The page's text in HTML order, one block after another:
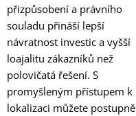
přizpůsobení a právního
souladu přináší lepší
návratnost investic a vyšší
loajalitu zákazníků než
polovičatá řešení. S
promyšleným přístupem k
lokalizaci můžete postupně